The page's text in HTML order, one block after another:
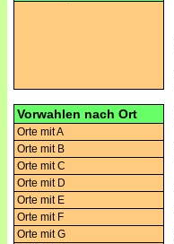
Vorwahlen nach Ort
Orte mit A
Orte mit B
Orte mit C
Orte mit D
Orte mit E
Orte mit F
Orte mit G